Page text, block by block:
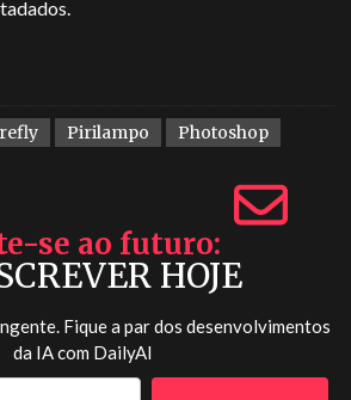
Pirilampo Photoshop
se ao futuro
HOJE
Fique a par dos desenvolvimentos
da IA com DailyAI